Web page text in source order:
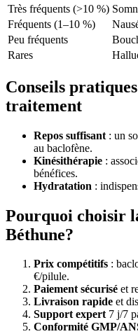
Très fréquents (>10 %)
Fréquents (1–10 %)
Peu fréquents
Rares
Conseils
traitement
Repos suffisant : un
au baclofène.
Kinésithérapie :
bénéfices.
Hydratation :
Pourquoi choisir
Béthune?
Prix compétitifs :
€/pilule.
Paiement sécurisé et
Livraison rapide et
Support expert7 j/7
Conformité GMP/